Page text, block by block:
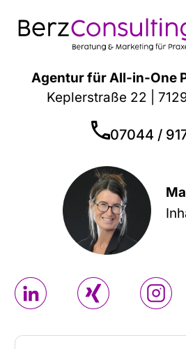
Agentur für All-in-One
Keplerstraße 22 |
07044 /